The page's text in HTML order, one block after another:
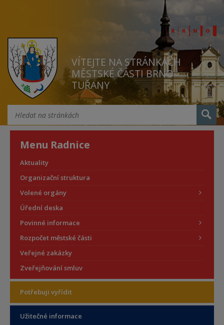
VÍTEJTE NA STRÁNKÁCH
MĚSTSKÉ ČÁSTI BRNO
TUŘANY
Menu Radnice
Aktuality
Organizační struktura
Volené orgány
Úřední deska
Povinné informace
Rozpočet městské části
Veřejné zakázky
Zveřejňování smluv
Potřebuji vyřídit
Užitečné informace